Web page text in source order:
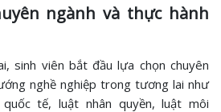
ngành và thực hành
sinh viên bắt đầu lựa chọn chuyên
nghề nghiệp trong tương lai như
tế, luật nhân quyền, luật môi